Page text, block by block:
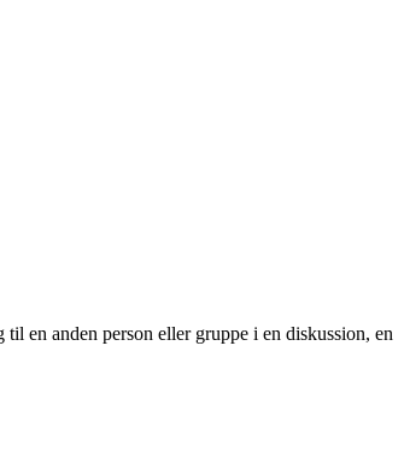
en anden person eller gruppe i en diskussion, en